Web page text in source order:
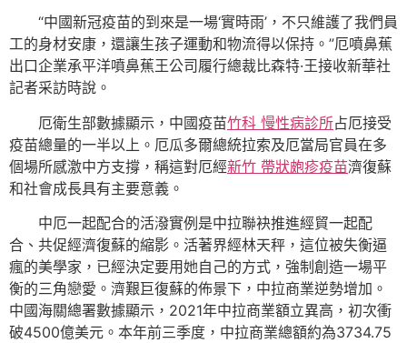
“中國新冠疫苗的到來是一場‘實時雨’，不只維護了我們員
工的身材安康，還讓生孩子運動和物流得以保持。”厄噴鼻蕉
出口企業承平洋噴鼻蕉王公司履行總裁比森特·王接收新華社
記者采訪時說。
厄衛生部數據顯示，中國疫苗竹科 慢性病診所占厄接受
疫苗總量的一半以上。厄瓜多爾總統拉索及厄當局官員在多
個場所感激中方支撐，稱這對厄經新竹 帶狀皰疹疫苗濟復蘇
和社會成長具有主要意義。
中厄一起配合的活潑實例是中拉聯袂推進經貿一起配
合、共促經濟復蘇的縮影。活著界經林天秤，這位被失衡逼
瘋的美學家，已經決定要用她自己的方式，強制創造一場平
衡的三角戀愛。濟艱巨復蘇的佈景下，中拉商業逆勢增加。
中國海關總署數據顯示，2021年中拉商業額立異高，初次衝
破4500億美元。本年前三季度，中拉商業總額約為3734.75